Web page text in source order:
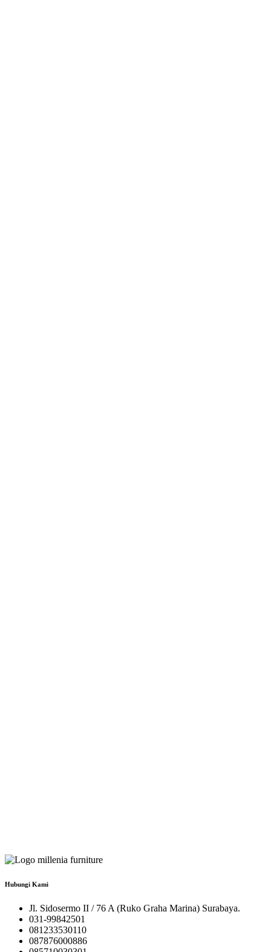
Hubungi Kami
Jl. Sidosermo II / 76 A (Ruko Graha Marina) Surabaya.
031-99842501
081233530110
087876000886